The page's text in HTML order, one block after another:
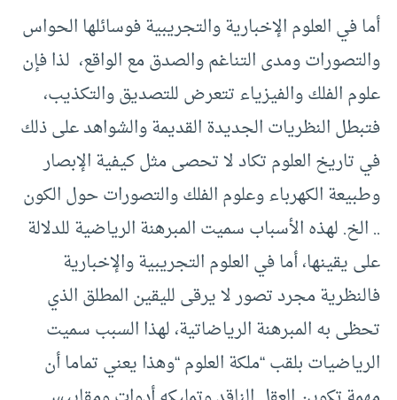
أما في العلوم الإخبارية والتجريبية فوسائلها الحواس
والتصورات ومدى التناغم والصدق مع الواقع، لذا فإن
علوم الفلك والفيزياء تتعرض للتصديق والتكذيب،
فتبطل النظريات الجديدة القديمة والشواهد على ذلك
في تاريخ العلوم تكاد لا تحصى مثل كيفية الإبصار
وطبيعة الكهرباء وعلوم الفلك والتصورات حول الكون
.. الخ. لهذه الأسباب سميت المبرهنة الرياضية للدلالة
على يقينها، أما في العلوم التجريبية والإخبارية
فالنظرية مجرد تصور لا يرقى لليقين المطلق الذي
تحظى به المبرهنة الرياضاتية، لهذا السبب سميت
الرياضيات بلقب “ملكة العلوم “وهذا يعني تماما أن